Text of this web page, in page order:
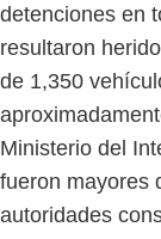
detenciones en
resultaron
de 1,350
Ministerio del
fueron mayores
autoridades